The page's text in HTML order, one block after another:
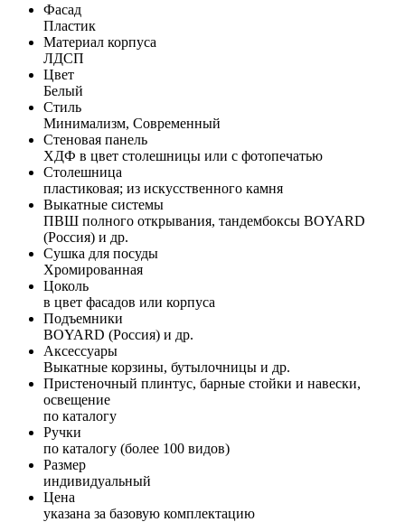
Фасад
Пластик
Материал корпуса
ЛДСП
Цвет
Белый
Стиль
Минимализм, Современный
Стеновая панель
ХДФ в цвет столешницы или с фотопечатью
Столешница
пластиковая; из искусственного камня
Выкатные системы
ПВШ полного открывания, тандембоксы BOYARD
(Россия) и др.
Сушка для посуды
Хромированная
Цоколь
в цвет фасадов или корпуса
Подъемники
BOYARD (Россия) и др.
Аксессуары
Выкатные корзины, бутылочницы и др.
Пристеночный плинтус, барные стойки и навески,
освещение
по каталогу
Ручки
по каталогу (более 100 видов)
Размер
индивидуальный
Цена
указана за базовую комплектацию